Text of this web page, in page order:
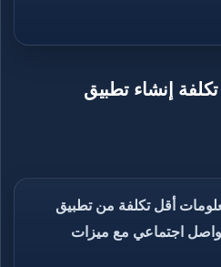
إنشاء تطبيق
أقل تكلفة من تطبيق
تواصل اجتماعي مع ميزات